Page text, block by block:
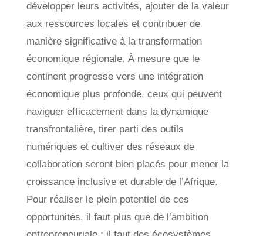
développer leurs activités, ajouter de la valeur
aux ressources locales et contribuer de
manière significative à la transformation
économique régionale. À mesure que le
continent progresse vers une intégration
économique plus profonde, ceux qui peuvent
naviguer efficacement dans la dynamique
transfrontalière, tirer parti des outils
numériques et cultiver des réseaux de
collaboration seront bien placés pour mener la
croissance inclusive et durable de l’Afrique.
Pour réaliser le plein potentiel de ces
opportunités, il faut plus que de l’ambition